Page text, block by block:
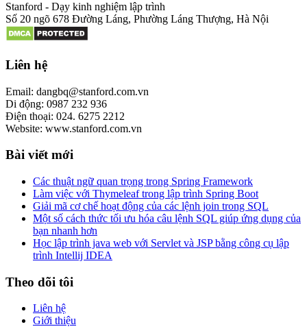
Stanford - Dạy kinh nghiệm lập trình
Số 20 ngõ 678 Đường Láng, Phường Láng Thượng, Hà Nội
Liên hệ
Email: dangbq@stanford.com.vn
Di động: 0987 232 936
Điện thoại: 024. 6275 2212
Website: www.stanford.com.vn
Bài viết mới
Các thuật ngữ quan trọng trong Spring Framework
Làm việc với Thymeleaf trong lập trình Spring Boot
Giải mã cơ chế hoạt động của các lệnh join trong SQL
Một số cách thức tối ưu hóa câu lệnh SQL giúp ứng dụng của
bạn nhanh hơn
Học lập trình java web với Servlet và JSP bằng công cụ lập
trình Intellij IDEA
Theo dõi tôi
Liên hệ
Giới thiệu